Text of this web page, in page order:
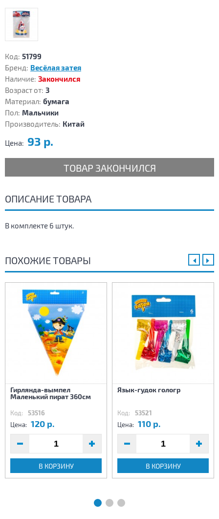
Код: 51799
Бренд: Весёлая затея
Наличие: Закончился
Возраст от: 3
Материал: бумага
Пол: Мальчики
Производитель: Китай
Цена: 93 р.
ТОВАР ЗАКОНЧИЛСЯ
ОПИСАНИЕ ТОВАРА
В комплекте 6 штук.
ПОХОЖИЕ ТОВАРЫ
Гирлянда-вымпел
Маленький пират 360см
Код: 53516
Цена: 120 р.
В КОРЗИНУ
Язык-гудок гологр
Код: 53521
Цена: 110 р.
В КОРЗИНУ